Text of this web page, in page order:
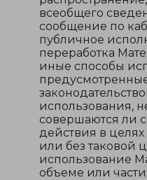
всеобщего
сообщение по
публичное
переработка
иные способы
использования,
совершаются ли
действия в
или без таковой
использование
объеме или